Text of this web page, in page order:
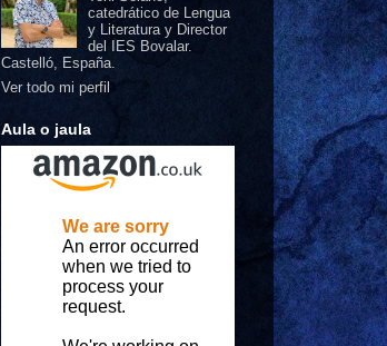
catedrático de Lengua
y Literatura y Director
del IES Bovalar.
Castelló, España.
Ver todo mi perfil
Aula o jaula